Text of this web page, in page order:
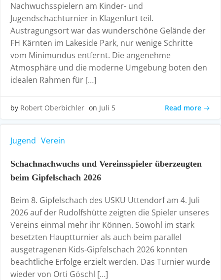
Nachwuchsspielern am Kinder- und
Jugendschachturnier in Klagenfurt teil.
Austragungsort war das wunderschöne Gelände der
FH Kärnten im Lakeside Park, nur wenige Schritte
vom Minimundus entfernt. Die angenehme
Atmosphäre und die moderne Umgebung boten den
idealen Rahmen für […]
by Robert Oberbichler on Juli 5 Read more
Jugend Verein
Schachnachwuchs und Vereinsspieler überzeugten
beim Gipfelschach 2026
Beim 8. Gipfelschach des USKU Uttendorf am 4. Juli
2026 auf der Rudolfshütte zeigten die Spieler unseres
Vereins einmal mehr ihr Können. Sowohl im stark
besetzten Hauptturnier als auch beim parallel
ausgetragenen Kids-Gipfelschach 2026 konnten
beachtliche Erfolge erzielt werden. Das Turnier wurde
wieder von Orti Göschl […]